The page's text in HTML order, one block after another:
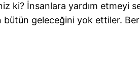
ki? İnsanlara yardım etmeyi
geleceğini yok ettiler.